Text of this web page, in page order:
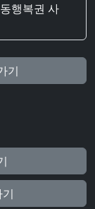
행복권 사
기